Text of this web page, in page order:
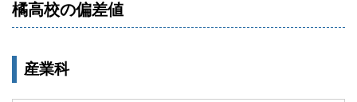
橘高校の偏差値
産業科